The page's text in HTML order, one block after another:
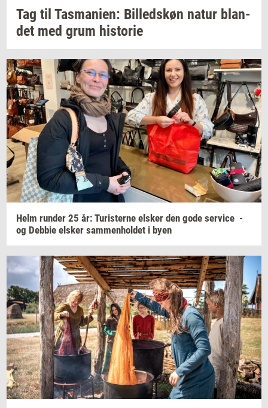
Tag til Tas­ma­ni­en: Bil­leds­køn natur blan­
det med grum hi­sto­rie
Helm run­der 25 år: Turi­ster­ne el­sker den gode ser­vi­ce -
og Deb­bie el­sker sam­men­hol­det i byen